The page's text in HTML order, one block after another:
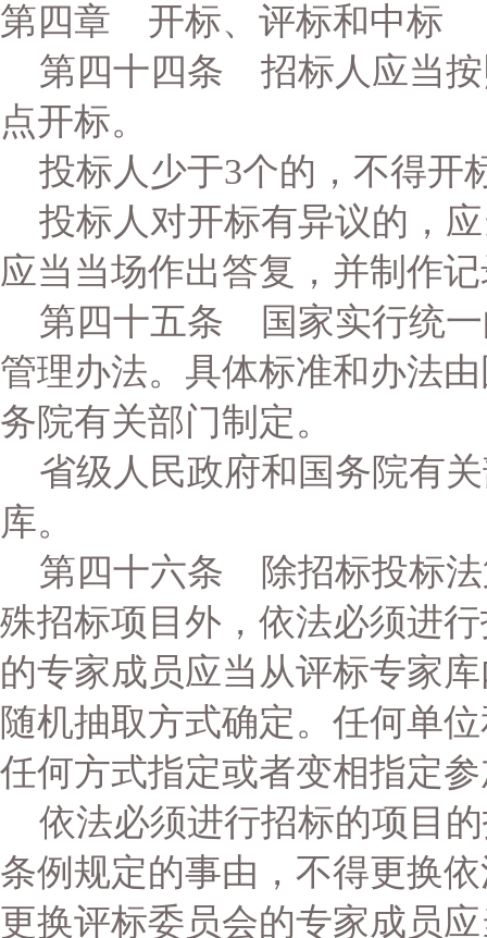
第四章 开标、评标和中标
第四十四条 招标人应当按
点开标。
投标人少于3个的，不得开
投标人对开标有异议的，
应当当场作出答复，并制作
第四十五条 国家实行统一
管理办法。具体标准和办法
务院有关部门制定。
省级人民政府和国务院有
库。
第四十六条 除招标投标法
殊招标项目外，依法必须进
的专家成员应当从评标专家
随机抽取方式确定。任何单
任何方式指定或者变相指定
依法必须进行招标的项目
条例规定的事由，不得更换
更换评标委员会的专家成员